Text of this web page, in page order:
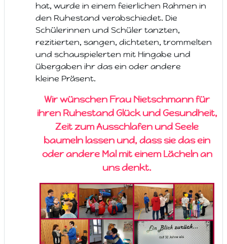
hat, wurde in einem feierlichen Rahmen in
den Ruhestand verabschiedet. Die
Schülerinnen und Schüler tanzten,
rezitierten, sangen, dichteten, trommelten
und schauspielerten mit Hingabe und
übergaben ihr das ein oder andere
kleine Präsent.
Wir wünschen Frau Nietschmann für
ihren Ruhestand Glück und Gesundheit,
Zeit zum Ausschlafen und Seele
baumeln lassen und, dass sie das ein
oder andere Mal mit einem Lächeln an
uns denkt.